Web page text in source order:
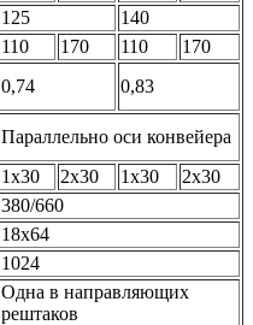
125
140
110 170 110
170
0,74
0,83
Параллельно оси конвейера
1x30 2x30 1x30
2x30
380/660
18x64
1024
Одна в направляющих
рештаков